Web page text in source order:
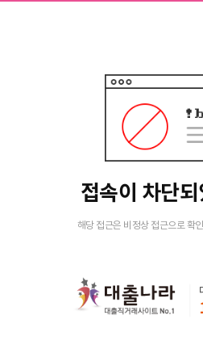
접속이 차단
해당 접근은 비정상 접근으로 확